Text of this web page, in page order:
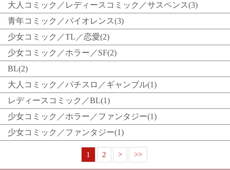
大人コミック／レディースコミック／サスペンス(3)
青年コミック／バイオレンス(3)
少女コミック／TL／恋愛(2)
少女コミック／ホラー／SF(2)
BL(2)
大人コミック／パチスロ／ギャンブル(1)
レディースコミック／BL(1)
少女コミック／ホラー／ファンタジー(1)
少女コミック／ファンタジー(1)
1 2 > >>